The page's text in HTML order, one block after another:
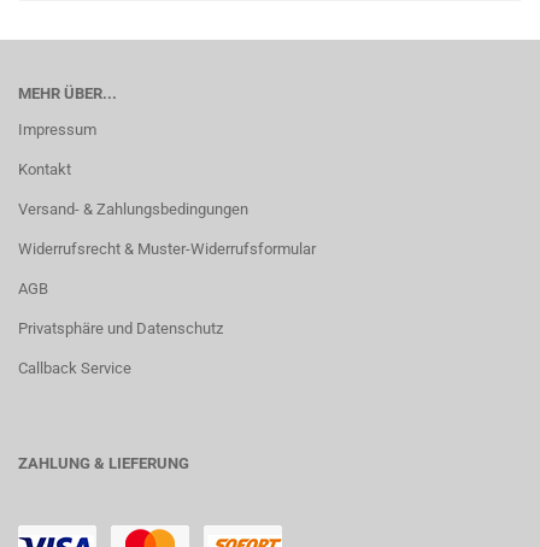
MEHR ÜBER...
Impressum
Kontakt
Versand- & Zahlungsbedingungen
Widerrufsrecht & Muster-Widerrufsformular
AGB
Privatsphäre und Datenschutz
Callback Service
ZAHLUNG & LIEFERUNG